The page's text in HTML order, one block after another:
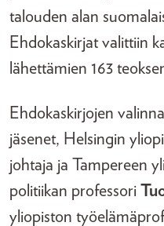
talouden alan
Ehdokaskirjat valittiin
lähettämien 163
Ehdokaskirjojen
jäsenet, Helsingin
johtaja ja Tampereen
politiikan professori
yliopiston